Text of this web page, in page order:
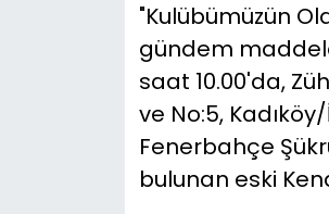
"Kulübümüzün
gündem
saat 10.00'da,
ve No:5,
Fenerbahçe
bulunan eski